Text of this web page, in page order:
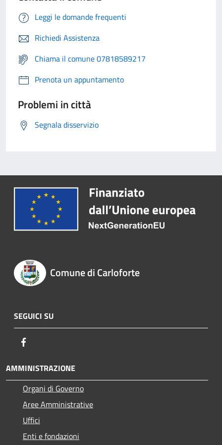
Leggi le domande frequenti
Richiedi Assistenza
Chiama il comune 07818589217
Prenota un appuntamento
Problemi in città
Segnala disservizio
Comune di Carloforte
SEGUICI SU
AMMINISTRAZIONE
Organi di Governo
Aree Amministrative
Uffici
Enti e fondazioni